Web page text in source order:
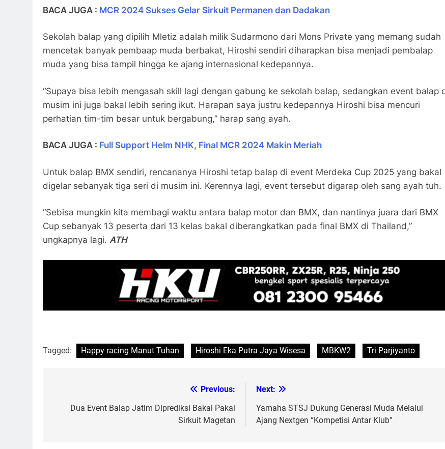
BACA JUGA : MCR 2024 Sukses Gelar Sirkuit Permanen dan Dadakan
Sekolah balap yang dipilih Mletiz adalah milik Sudarmono dari Mons Private yang memang sudah
mencetak banyak pembaap muda berbakat, Hiroshi sendiri diharapkan bisa menjadi pembalap
muda yang bisa tampil hingga ke ajang internasional kedepannya.
“Supaya bisa lebih mengasah skill lagi dengan gabung ke sekolah balap, sedangkan event balap
musim ini juga bakal lebih sering ikut. Harapan saya justru kedepannya Hiroshi bisa mencuri
perhatian tim-tim besar untuk bergabung,” harap sang ayah.
BACA JUGA : Full Support Helm NHK, Final MCR 2024 Makin Meriah
Untuk balap BMX sendiri, rencananya Hiroshi tetap balap di event Merdeka Cup 2025 yang bakal
digelar sebanyak tiga seri di musim ini. Kerennya lagi, event tersebut digarap oleh sang ayah tuh.
“Sebisa mungkin kita membagi waktu antara balap motor dan BMX, dan nantinya juara dari BMX
Cup sebanyak 13 peserta dari 13 kelas bakal diberangkatkan pada final BMX di Thailand,”
ungkapnya lagi. ATH
Hiroshi Eka Putra Jaya Wisesa